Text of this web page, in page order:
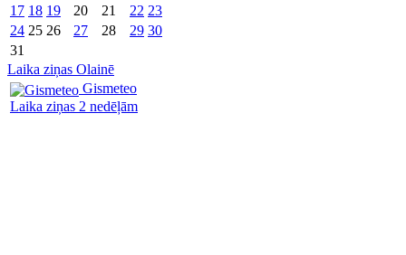
17 18 19 20 21 22 23
24 25 26 27 28 29 30
31
Laika ziņas Olainē
Gismeteo
Laika ziņas 2 nedēļām